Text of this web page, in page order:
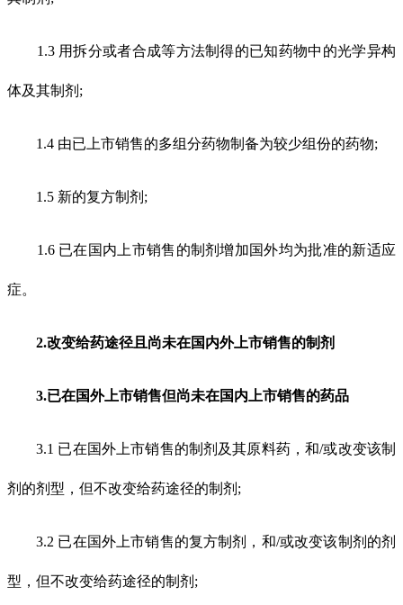
1.3 用拆分或者合成等方法制得的已知药物中的光学异构
体及其制剂;
1.4 由已上市销售的多组分药物制备为较少组份的药物;
1.5 新的复方制剂;
1.6 已在国内上市销售的制剂增加国外均为批准的新适应
症。
2.改变给药途径且尚未在国内外上市销售的制剂
3.已在国外上市销售但尚未在国内上市销售的药品
3.1 已在国外上市销售的制剂及其原料药，和/或改变该制
剂的剂型，但不改变给药途径的制剂;
3.2 已在国外上市销售的复方制剂，和/或改变该制剂的剂
型，但不改变给药途径的制剂;